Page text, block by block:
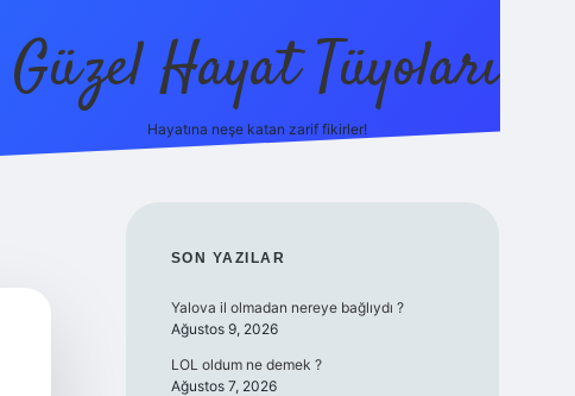
Güzel Hayat Tüyoları
Hayatına neşe katan zarif fikirler!
SIDEBAR
SON YAZILAR
Yalova il olmadan nereye bağlıydı ?
Ağustos 9, 2026
LOL oldum ne demek ?
Ağustos 7, 2026